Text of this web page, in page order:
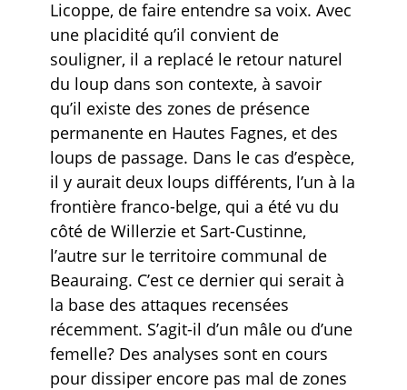
Licoppe, de faire entendre sa voix. Avec
une placidité qu’il convient de
souligner, il a replacé le retour naturel
du loup dans son contexte, à savoir
qu’il existe des zones de présence
permanente en Hautes Fagnes, et des
loups de passage. Dans le cas d’espèce,
il y aurait deux loups différents, l’un à la
frontière franco-belge, qui a été vu du
côté de Willerzie et Sart-Custinne,
l’autre sur le territoire communal de
Beauraing. C’est ce dernier qui serait à
la base des attaques recensées
récemment. S’agit-il d’un mâle ou d’une
femelle? Des analyses sont en cours
pour dissiper encore pas mal de zones